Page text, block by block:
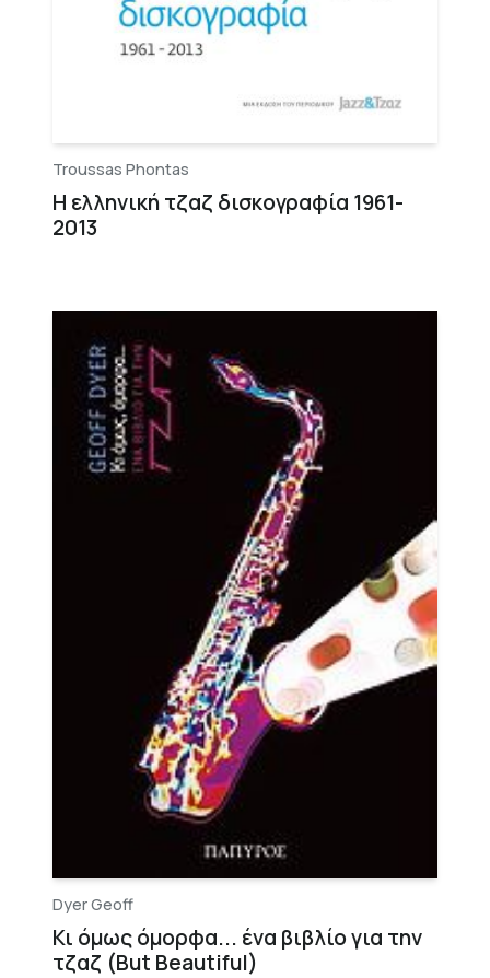
Troussas Phontas
Η ελληνική τζαζ δισκογραφία 1961-
2013
Dyer Geoff
Κι όμως όμορφα... ένα βιβλίο για την
τζαζ (But Beautiful)